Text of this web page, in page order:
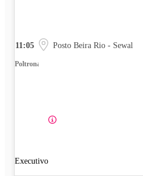
11:05 Posto Beira Rio - Sewal
Poltrona
Executivo